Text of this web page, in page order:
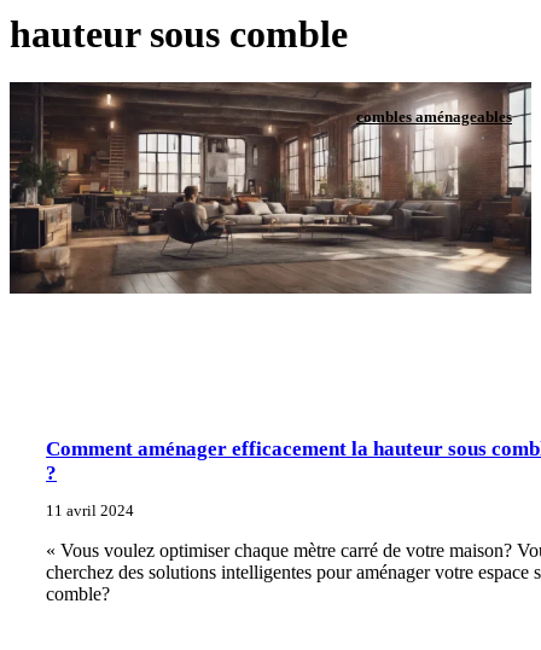
hauteur sous comble
combles aménageables
Comment aménager efficacement la hauteur sous
?
11 avril 2024
« Vous voulez optimiser chaque mètre carré de votre maison?
cherchez des solutions intelligentes pour aménager votre espace
comble?